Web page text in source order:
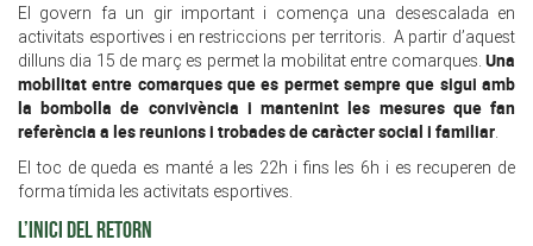
El govern fa un gir important i comença una desescalada en
activitats esportives i en restriccions per territoris. A partir d’aquest
dilluns dia 15 de març es permet la mobilitat entre comarques. Una
mobilitat entre comarques que es permet sempre que sigui amb
la bombolla de convivència i mantenint les mesures que fan
referència a les reunions i trobades de caràcter social i familiar
El toc de queda es manté a les 22h i fins les 6h i es recuperen de
forma tímida les activitats esportives.
L’INICI DEL RETORN